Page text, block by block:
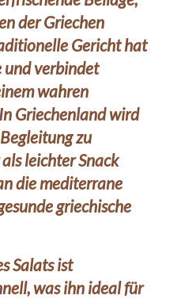
der Griechen
Gericht hat
und verbindet
wahren
Griechenland wird
zu
leichter Snack
die mediterrane
griechische
Salats ist
was ihn ideal für